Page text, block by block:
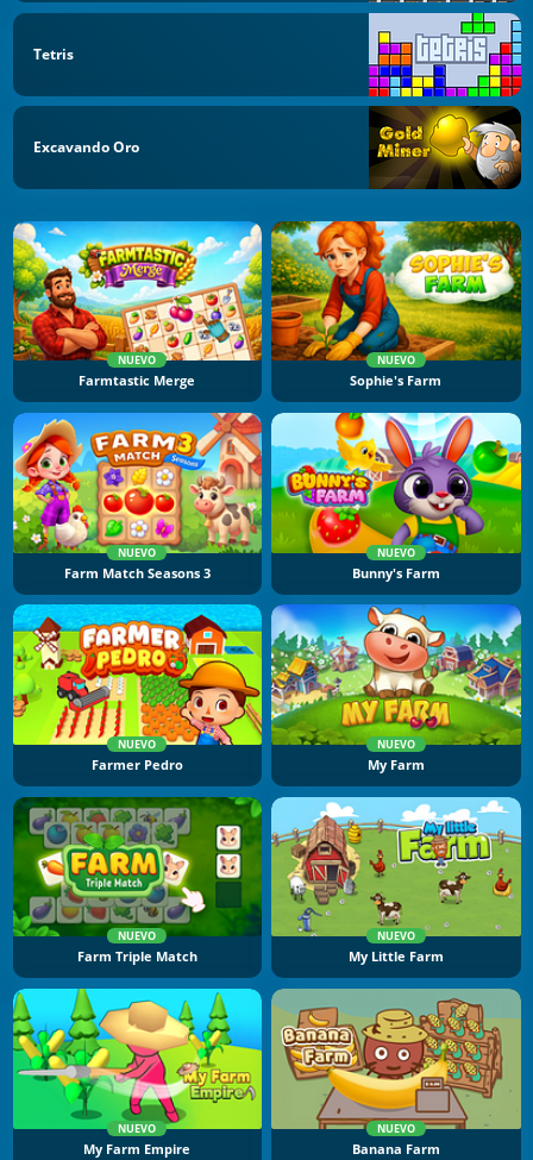
Tetris
Excavando Oro
NUEVO
Farmtastic Merge
NUEVO
Sophie's Farm
NUEVO
Farm Match Seasons 3
NUEVO
Bunny's Farm
NUEVO
Farmer Pedro
NUEVO
My Farm
NUEVO
Farm Triple Match
NUEVO
My Little Farm
NUEVO
My Farm Empire
NUEVO
Banana Farm